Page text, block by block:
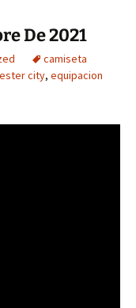
De 2021
camiseta
city, equipacion